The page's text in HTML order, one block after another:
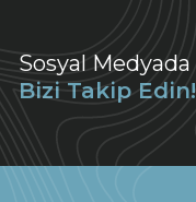
Sosyal Medyada
Bizi Takip Edin!